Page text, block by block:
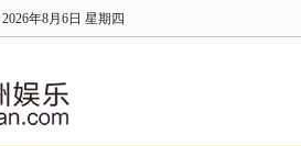
2026年8月6日 星期四